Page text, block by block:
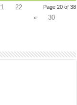
Page 20 of 38
22
»
30